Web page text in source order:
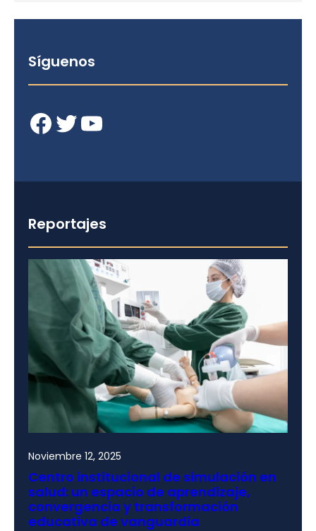
Síguenos
Facebook Twitter YouTube
Reportajes
Noviembre 12, 2025
Centro institucional de simulación en
salud: un espacio de aprendizaje,
convergencia y transformación
educativa de vanguardia